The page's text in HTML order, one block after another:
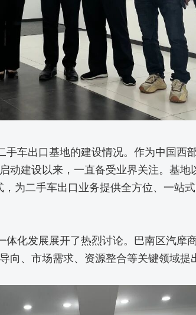
车出口基地的建设情况。作为中国西
动建设以来，一直备受业界关注。基
为二手车出口业务提供全方位、一站
化发展展开了热烈讨论。巴南区汽摩
、市场需求、资源整合等关键领域提